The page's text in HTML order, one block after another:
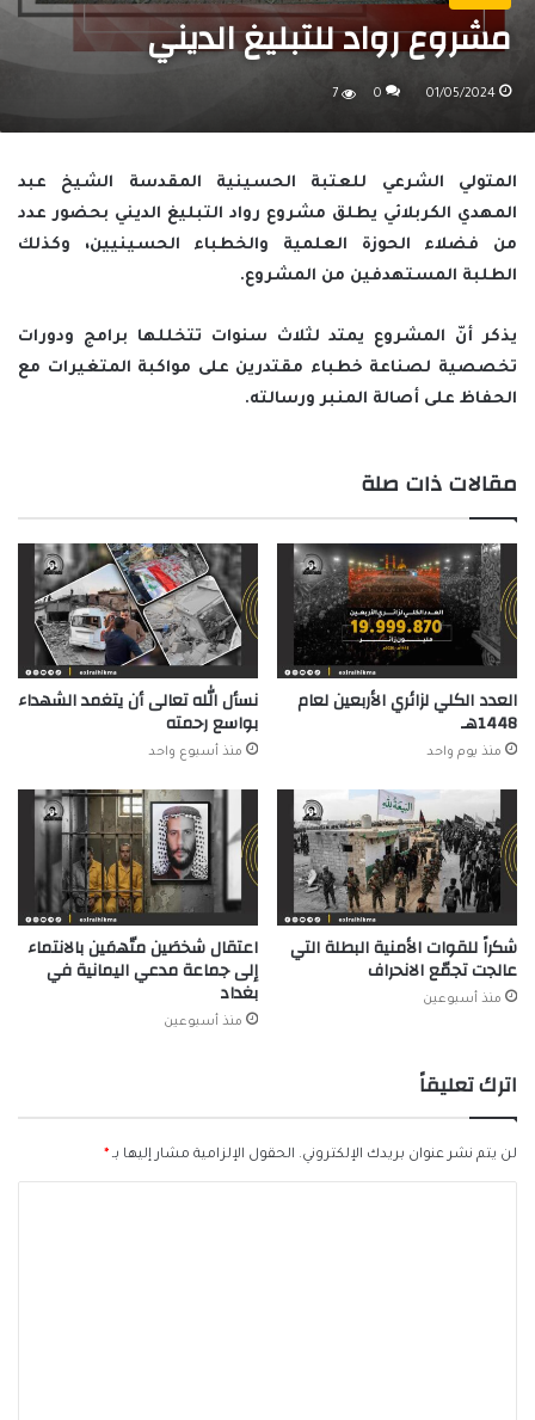
مشروع رواد للتبليغ الديني
01/05/2024
0
7
المتولي الشرعي للعتبة الحسينية المقدسة الشيخ عبد
المهدي الكربلائي يطلق مشروع رواد التبليغ الديني بحضور عدد
من فضلاء الحوزة العلمية والخطباء الحسينيين، وكذلك
الطلبة المستهدفين من المشروع.
يذكر أنّ المشروع يمتد لثلاث سنوات تتخللها برامج ودورات
تخصصية لصناعة خطباء مقتدرين على مواكبة المتغيرات مع
الحفاظ على أصالة المنبر ورسالته.
مقالات ذات صلة
العدد الكلي لزائري الأربعين لعام
1448هـ
منذ يوم واحد
نسأل الله تعالى أن يتغمد الشهداء
بواسع رحمته
منذ أسبوع واحد
شكراً للقوات الأمنية البطلة التي
عالجت تجمّع الانحراف
منذ أسبوعين
اعتقال شخصَين متّهمَين بالانتماء
إلى جماعة مدعي اليمانية في
بغداد
منذ أسبوعين
اترك تعليقاً
لن يتم نشر عنوان بريدك الإلكتروني. الحقول الإلزامية مشار إليها بـ *